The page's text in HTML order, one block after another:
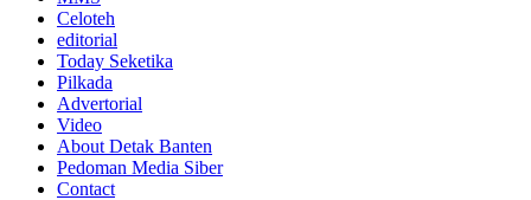
Celoteh
editorial
Today Seketika
Pilkada
Advertorial
Video
About Detak Banten
Pedoman Media Siber
Contact